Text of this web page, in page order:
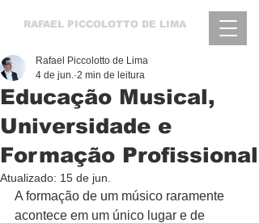
RAFAEL PICCOLOTTO DE LIMA
Educação Musical,
Universidade e
Formação Profissional
Rafael Piccolotto de Lima
4 de jun. 2 min de leitura
Atualizado: 15 de jun.
A formação de um músico raramente
acontece em um único lugar e de